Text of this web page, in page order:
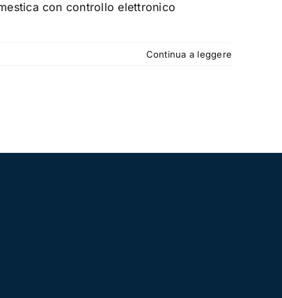
con controllo elettronico
Continua a leggere